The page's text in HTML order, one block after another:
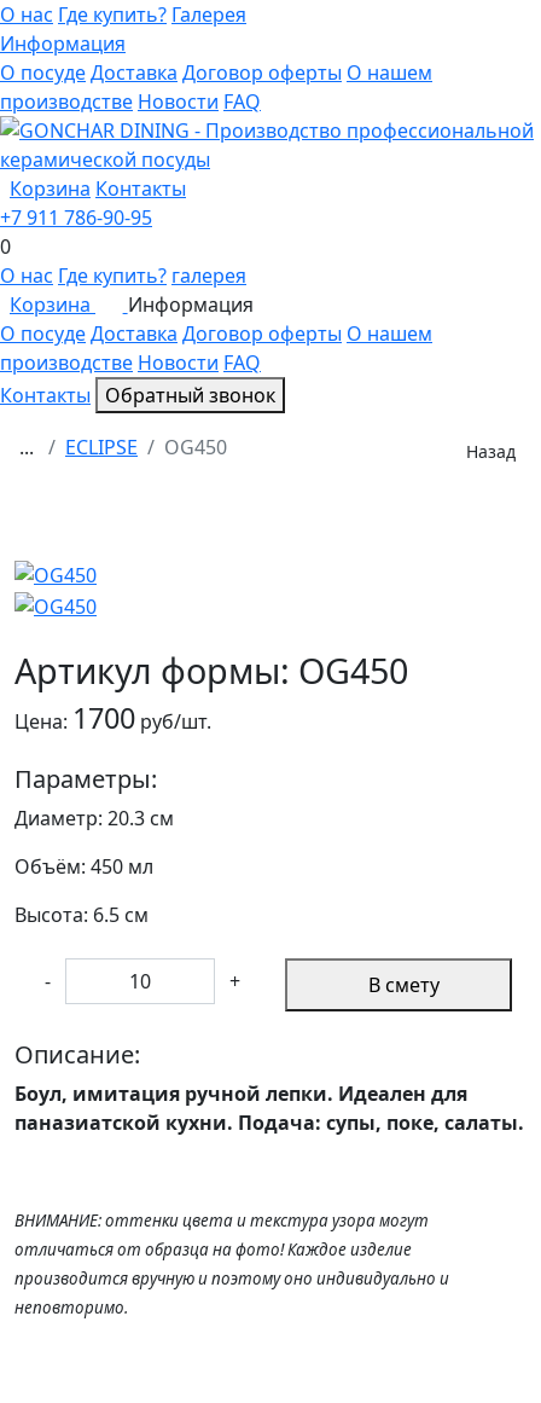
О нас Где купить? Галерея
Информация
О посудеДоставка Договор оферты О нашем
производстве Новости FAQ
Корзина Контакты
+7 911 786-90-95
0
О нас Где купить? галерея
Корзина
Информация
О посудеДоставка Договор оферты О нашем
производстве Новости FAQ
Контакты
Обратный звонок
...
ECLIPSE OG450 Назад
Артикул формы: OG450
Цена: 1700 руб/шт.
Параметры:
Диаметр: 20.3 см
Объём: 450 мл
Высота: 6.5 см
- + В смету
Описание:
Боул, имитация ручной лепки. Идеален для
паназиатской кухни. Подача: супы, поке, салаты.
ВНИМАНИЕ: оттенки цвета и текстура узора могут
отличаться от образца на фото! Каждое изделие
производится вручную и поэтому оно индивидуально и
неповторимо.